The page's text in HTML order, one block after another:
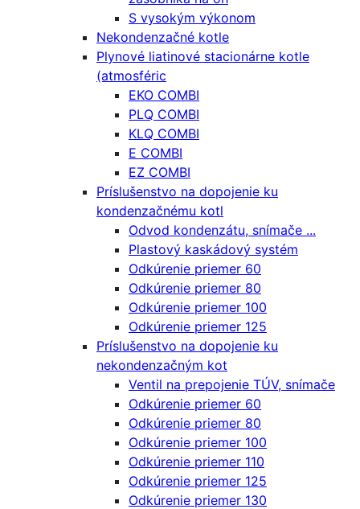
S vysokým výkonom
Nekondenzačné kotle
Plynové liatinové stacionárne kotle
(atmosféric
EKO COMBI
PLQ COMBI
KLQ COMBI
E COMBI
EZ COMBI
Príslušenstvo na dopojenie ku
kondenzačnému kotl
Odvod kondenzátu, snímače ...
Plastový kaskádový systém
Odkúrenie priemer 60
Odkúrenie priemer 80
Odkúrenie priemer 100
Odkúrenie priemer 125
Príslušenstvo na dopojenie ku
nekondenzačným kot
Ventil na prepojenie TÚV, snímače
Odkúrenie priemer 60
Odkúrenie priemer 80
Odkúrenie priemer 100
Odkúrenie priemer 110
Odkúrenie priemer 125
Odkúrenie priemer 130